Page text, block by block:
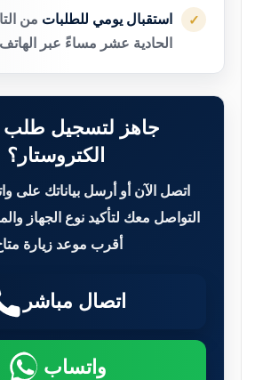
✓ استقبال يومي للطلبات من
الحادية عشر مساءً عبر
جاهز لتسجيل طلب
الكتروستار؟
اتصل الآن أو أرسل بياناتك على
التواصل معك لتأكيد نوع الجهاز
أقرب موعد زيارة
اتصال مباشر
واتساب